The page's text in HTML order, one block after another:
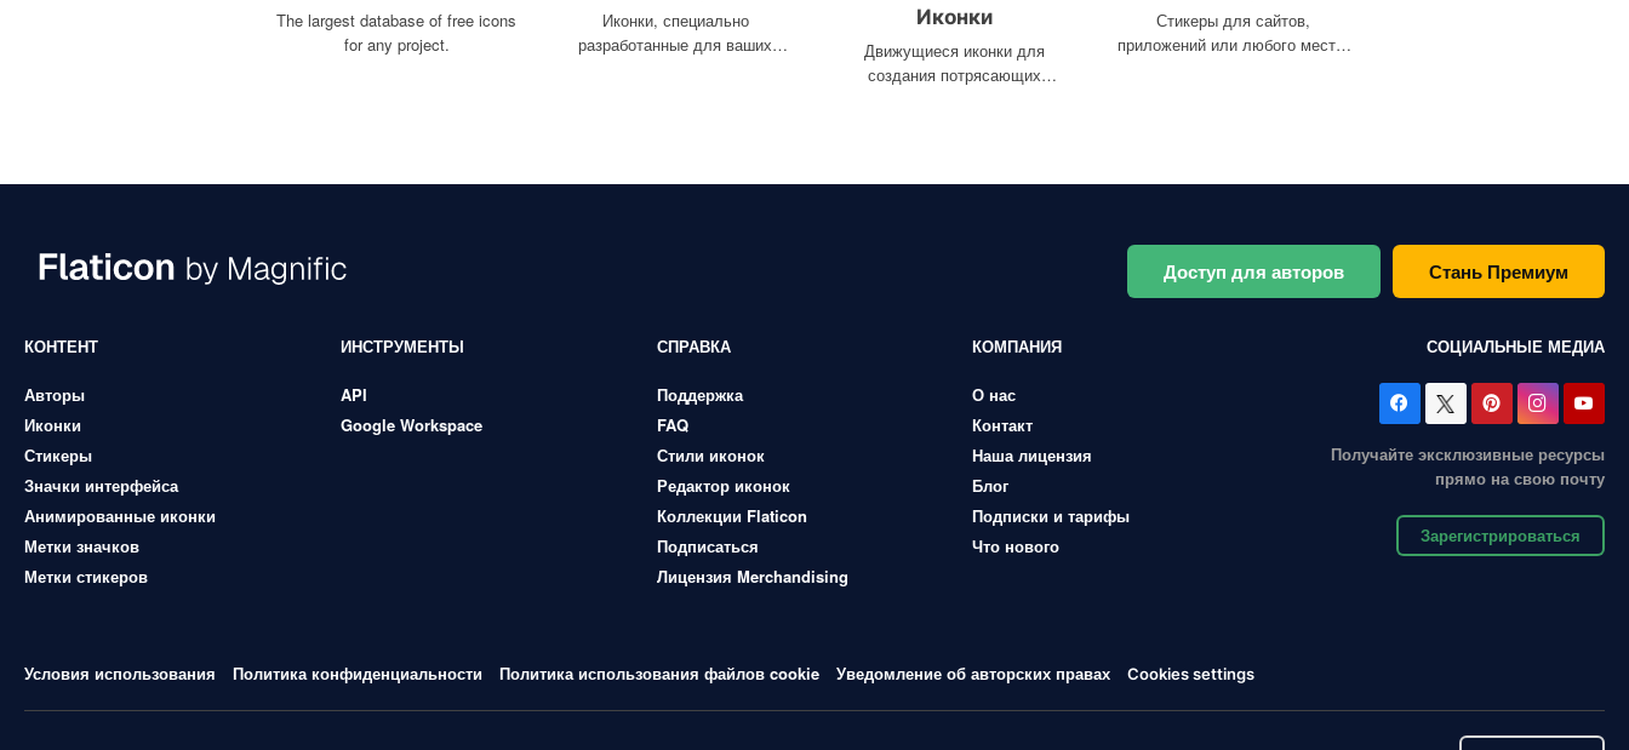
The largest database of free icons
for any project.
Иконки, специально
разработанные для ваших
Иконки
Движущиеся иконки для
создания потрясающих
Стикеры для сайтов,
приложений или любого места,
Доступ для авторов Стань Премиум
КОНТЕНТ
Авторы
Иконки
Стикеры
Значки интерфейса
Анимированные иконки
Метки значков
Метки стикеров
ИНСТРУМЕНТЫ
API
Google Workspace
СПРАВКА
Поддержка
FAQ
Стили иконок
Редактор иконок
Коллекции Flaticon
Подписаться
Лицензия Merchandising
КОМПАНИЯ
О нас
Контакт
Наша лицензия
Блог
Подписки и тарифы
Что нового
СОЦИАЛЬНЫЕ МЕДИА
Получайте эксклюзивные ресурсы
прямо на свою почту
Зарегистрироваться
Условия использования Политика конфиденциальности Политика использования файлов cookie Уведомление об авторских правах Cookies settings